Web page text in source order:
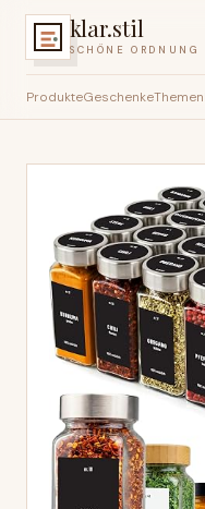
klar.stil
SCHÖNE ORDNUNG
ProdukteGeschenkeThemen